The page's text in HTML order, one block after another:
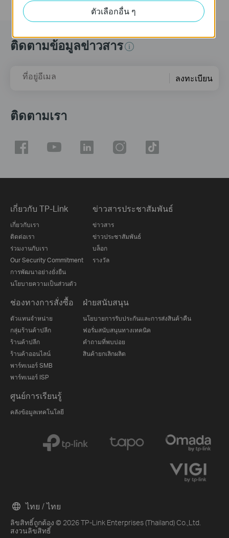
ติดตามข้อมูลข่าวสาร
ที่อยู่อีเมล ลงทะเบียน
ติดตามเรา
เกี่ยวกับ TP-Link
เกี่ยวกับเรา
ติดต่อเรา
ร่วมงานกับเรา
Our Security Commitment
การพัฒนาอย่างยั่งยืน
นโยบายความเป็นส่วนตัว
ข่าวสารประชาสัมพันธ์
ข่าวสาร
ข่าวประชาสัมพันธ์
บล็อก
รางวัล
ช่องทางการสั่งซื้อ
ตัวแทนจำหน่าย
กลุ่มร้านค้าปลีก
ร้านค้าปลีก
ร้านค้าออนไลน์
พาร์ทเนอร์ SMB
พาร์ทเนอร์ ISP
ฝ่ายสนับสนุน
นโยบายการรับประกันและการส่งสินค้าคืน
ฟอรั่มสนับสนุนทางเทคนิค
คำถามที่พบบ่อย
สินค้ายกเลิกผลิต
ศูนย์การเรียนรู้
คลังข้อมูลเทคโนโลยี
ลิขสิทธิ์ถูกต้อง © 2026 TP-Link Enterprises (Thailand) Co.,Ltd.
สงวนลิขสิทธิ์
ไทย / ไทย
ตัวเลือกอื่น ๆ